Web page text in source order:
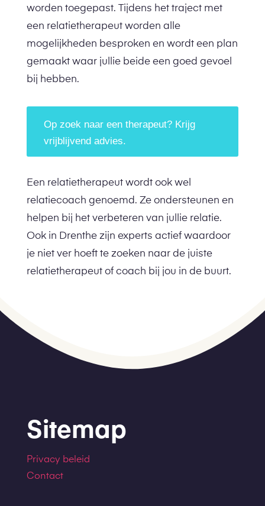
worden toegepast. Tijdens het traject met
een relatietherapeut worden alle
mogelijkheden besproken en wordt een plan
gemaakt waar jullie beide een goed gevoel
bij hebben.
Op zoek naar een therapeut? Krijg
vrijblijvend advies.
Een relatietherapeut wordt ook wel
relatiecoach genoemd. Ze ondersteunen en
helpen bij het verbeteren van jullie relatie.
Ook in Drenthe zijn experts actief waardoor
je niet ver hoeft te zoeken naar de juiste
relatietherapeut of coach bij jou in de buurt.
Sitemap
Privacy beleid
Contact